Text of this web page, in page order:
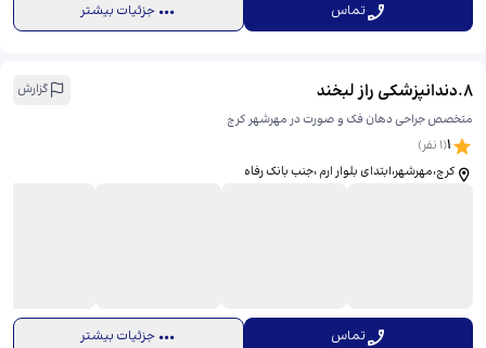
تماس جزئیات بیشتر
8
.دندانپزشکی راز لبخند
گزارش
متخصص جراحی دهان فک و صورت در مهرشهر کرج
1
(
1 نفر)
کرج،مهرشهر،ابتدای بلوار ارم ،جنب بانک رفاه
تماس جزئیات بیشتر